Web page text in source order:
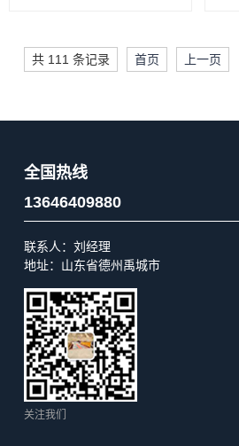
共 111 条记录 首页 上一页
全国热线
13646409880
联系人：刘经理
地址：山东省德州禹城市
关注我们